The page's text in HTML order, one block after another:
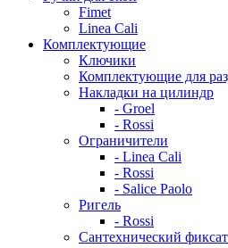
Fimet
Linea Cali
Комплектующие
Ключики
Комплектующие для
Накладки на цилиндр
- Groel
- Rossi
Ограничители
- Linea Cali
- Rossi
- Salice Paolo
Ригель
- Rossi
Сантехнический